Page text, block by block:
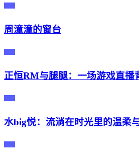
周潼潼的窗台
正恒RM与腿腿：一场游戏直播
水big悦：流淌在时光里的温柔